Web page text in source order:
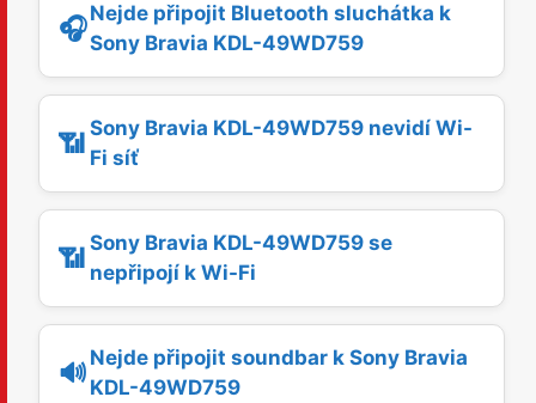
🎧Nejde připojit Bluetooth sluchátka k
Sony Bravia KDL-49WD759
📶 Sony Bravia KDL-49WD759 nevidí Wi-
Fi síť
📶 Sony Bravia KDL-49WD759 se
nepřipojí k Wi-Fi
🔊 Nejde připojit soundbar k Sony Bravia
KDL-49WD759